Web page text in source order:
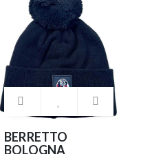
35.90€
BERRETTO
BOLOGNA